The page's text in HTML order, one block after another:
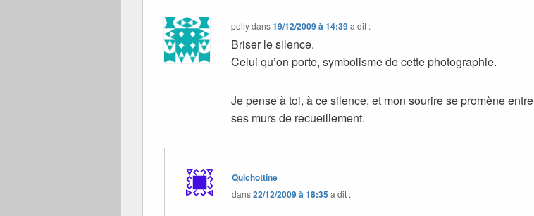
pollydans19/12/2009 à 14:39a dit :
Briser le silence.
Celui qu’on porte, symbolisme de cette photographie.
Je pense à toi, à ce silence, et mon sourire se promène entre
ses murs de recueillement.
Quichottine
dans22/12/2009 à 18:35a dit :